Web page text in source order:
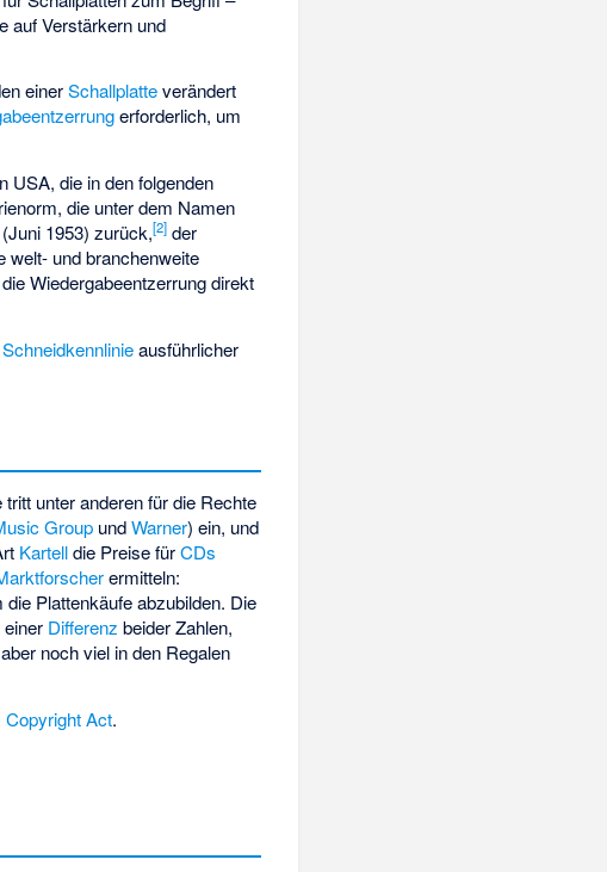
auf Verstärkern und
einerSchallplatteverändert
erforderlich, um
USA, die in den folgenden
die unter dem Namen
1953) zurück,[2] der
welt- und branchenweite
Wiedergabeentzerrung direkt
Schneidkennlinieausführlicher
unter anderen für die Rechte
Group undWarner) ein, und
Kartelldie Preise fürCDs
ermitteln:
Plattenkäufe abzubilden. Die
Differenz beider Zahlen,
noch viel in den Regalen
Copyright Act.